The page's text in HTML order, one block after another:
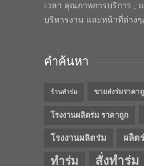
เวลา คุณภาพการบริการ ,
บริหารงาน และหน้าที่ต่างๆ
คำค้นหา
ร้านทำร่ม ขายส่งร่มราคา
โรงงานผลิตร่ม ราคาถูก
โรงงานผลิตร่ม ผลิต
ทำร่ม สั่งทำร่ม